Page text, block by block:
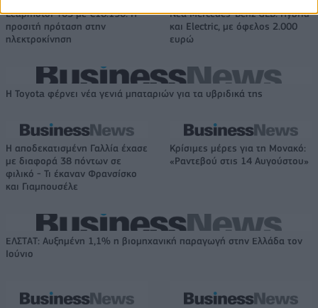
Leapmotor T03 με €16.190: Η
προσιτή πρόταση στην
ηλεκτροκίνηση
Νέα Mercedes-Benz GLB: Hybrid
και Electric, με όφελος 2.000
ευρώ
Η Toyota φέρνει νέα γενιά μπαταριών για τα υβριδικά της
Η αποδεκατισμένη Γαλλία έχασε
με διαφορά 38 πόντων σε
φιλικό - Τι έκαναν Φρανσίσκο
και Γιαμπουσέλε
Κρίσιμες μέρες για τη Μονακό:
«Ραντεβού στις 14 Αυγούστου»
ΕΛΣΤΑΤ: Αυξημένη 1,1% η βιομηχανική παραγωγή στην Ελλάδα τον
Ιούνιο